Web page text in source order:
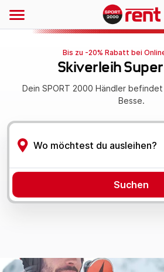
Bis zu -20% Rabatt bei
Skiverleih
Dein SPORT 2000 Händler
Besse.